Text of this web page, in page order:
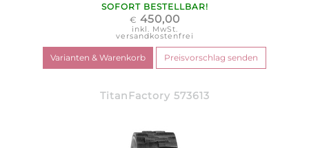
SOFORT BESTELLBAR!
€ 450,00
inkl. MwSt.
versandkostenfrei
TitanFactory 573613